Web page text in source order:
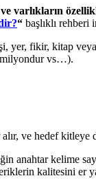
varlıkların
“ başlıklı rehberi
yer, fikir, kitap
milyondur vs…).
ve hedef kitleye
kelime
kalitesini er